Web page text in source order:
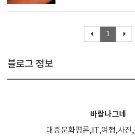
1
블로그 정보
바람나그네
대중문화평론,IT,여행,사진,